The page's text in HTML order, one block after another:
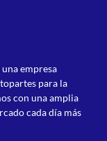
empresa
para la
con una amplia
cada día más